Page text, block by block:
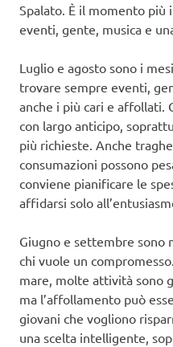
Spalato. È il momento più
eventi, gente, musica e
Luglio e agosto sono i
trovare sempre eventi,
anche i più cari e affollati.
con largo anticipo,
più richieste. Anche
consumazioni possono
conviene pianificare le
affidarsi solo
Giugno e settembre sono
chi vuole un
mare, molte attività sono
ma l’affollamento può
giovani che vogliono
una scelta intelligente,